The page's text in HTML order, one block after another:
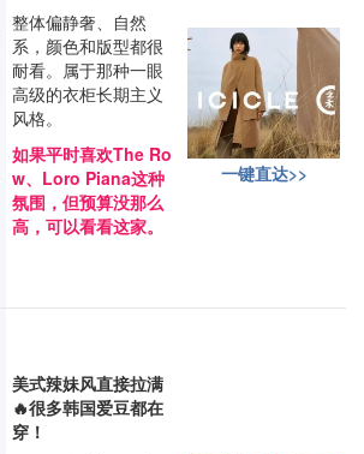
整体偏静奢、自然
系，颜色和版型都很
耐看。属于那种一眼
高级的衣柜长期主义
风格。
如果平时喜欢The Ro
w、Loro Piana这种
氛围，但预算没那么
高，可以看看这家。
一键直达>>
美式辣妹风直接拉满
🔥很多韩国爱豆都在
穿！